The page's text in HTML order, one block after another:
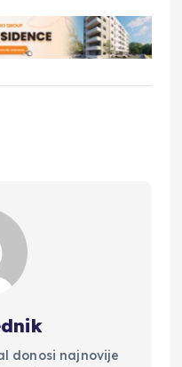
donosi najnovije